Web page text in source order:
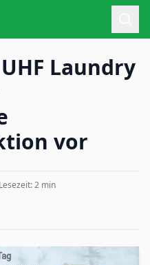
Laundry
vor
Lesezeit: 2 min